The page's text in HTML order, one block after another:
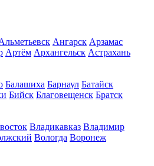
Ангарск Арзамас
Артём Архангельск Астрахань
Балашиха Барнаул Батайск
Бийск Благовещенск Братск
Владикавказ Владимир
Вологда Воронеж